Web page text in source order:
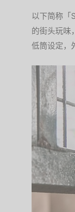
以下简称「
的街头玩味
低筒设定，